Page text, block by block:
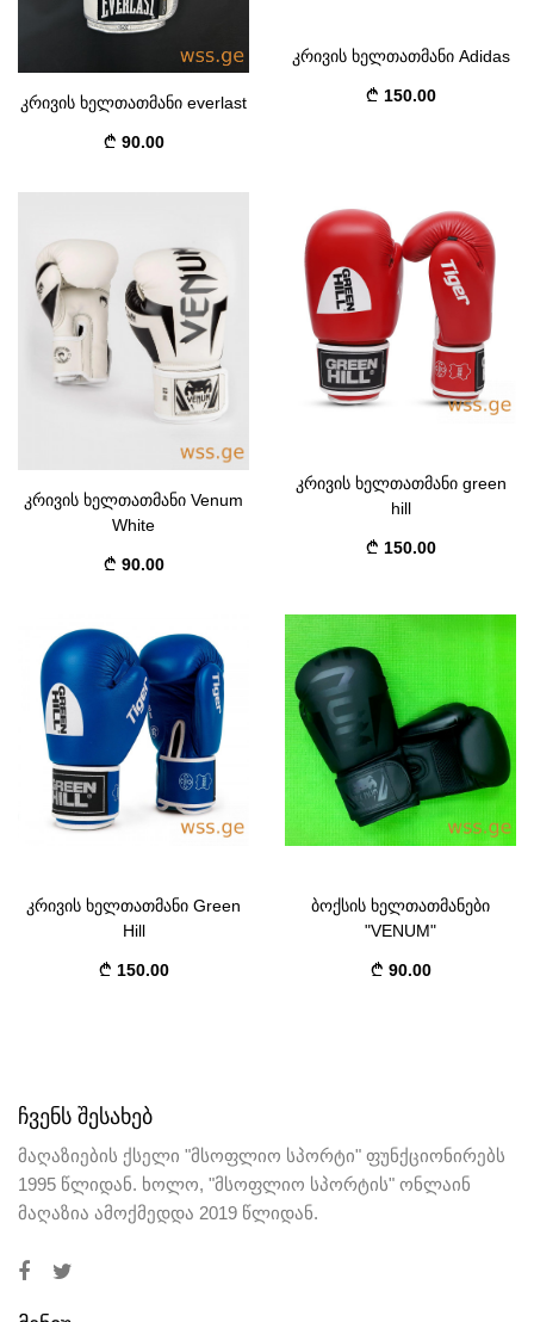
კრივის ხელთათმანი everlast
90.00
კრივის ხელთათმანი Adidas
150.00
კრივის ხელთათმანი Venum
White
90.00
კრივის ხელთათმანი green
hill
150.00
კრივის ხელთათმანი Green
Hill
150.00
ბოქსის ხელთათმანები
"VENUM"
90.00
ᲩᲕᲔᲜᲡ ᲨᲔᲡᲐᲮᲔᲑ
მაღაზიების ქსელი "მსოფლიო სპორტი" ფუნქციონირებს
1995 წლიდან. ხოლო, "მსოფლიო სპორტის" ონლაინ
მაღაზია ამოქმედდა 2019 წლიდან.